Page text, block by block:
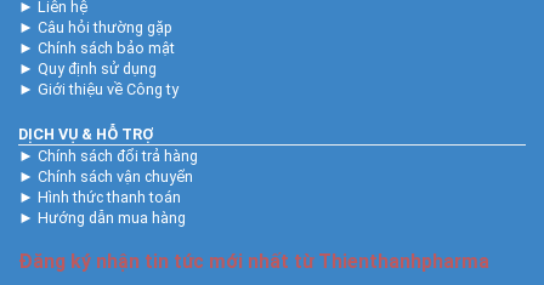
► Liên hệ
► Câu hỏi thường gặp
► Chính sách bảo mật
► Quy định sử dụng
► Giới thiệu về Công ty
DỊCH VỤ & HỖ TRỢ
► Chính sách đổi trả hàng
► Chính sách vận chuyển
► Hình thức thanh toán
► Hướng dẫn mua hàng
Đăng ký nhận tin tức mới nhất từ Thienthanhpharma